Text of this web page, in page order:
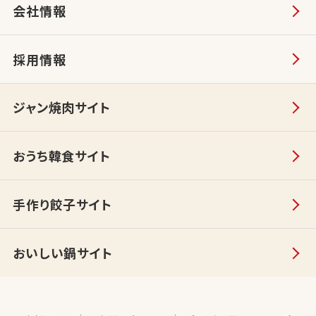
会社情報
採用情報
ジャン焼肉サイト
おうち韓食サイト
手作り餃子サイト
おいしい鍋サイト